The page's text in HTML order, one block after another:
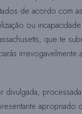
de acordo com
ou
que te
divulgada,
apropriado